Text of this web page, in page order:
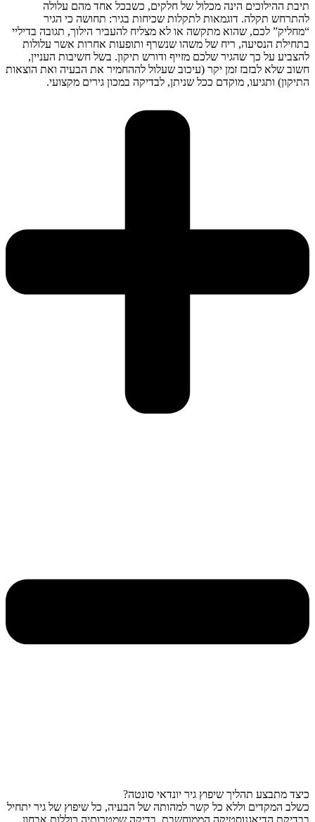
תיבת ההילוכים הינה מכלול של חלקים, כשבכל אחד מהם עלולה
להתרחש תקלה. דוגמאות לתקלות שכיחות בגיר: תחושה כי הגיר
“מחליק” לכם, שהוא מתקשה או לא מצליח להעביר הילוך, תגובה בדיליי
בתחילת הנסיעה, ריח של משהו שנשרף ותופעות אחרות אשר עלולות
להצביע על כך שהגיר שלכם מזייף ודורש תיקון. בשל חשיבות העניין,
חשוב שלא לבזבז זמן יקר (עיכוב שעלול לההחמיר את הבעיה ואת הוצאות
התיקון) ותגיעו, מוקדם ככל שניתן, לבדיקה במכון גירים מקצועי.
כיצד מתבצע תהליך שיפוץ גיר יונדאי סונטה?
כשלב המקדים וללא כל קשר למהותה של הבעיה, כל שיפוץ של גיר יתחיל
בבדיקת הדיאגנוסטיקה הממוחשבת, בדיקה שמטרותיה כוללות אבחון